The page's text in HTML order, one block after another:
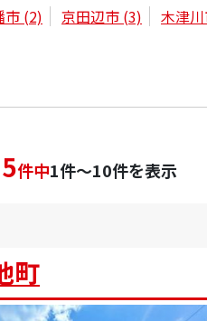
市 (2) 京田辺市 (3) 木津
件中1件～10件を表示
町